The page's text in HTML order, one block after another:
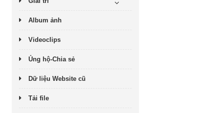
Album ảnh
Videoclips
Ủng hộ-Chia sẻ
Dữ liệu Website cũ
Tải file